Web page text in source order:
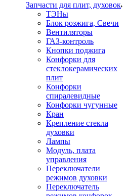
Запчасти для плит, духовок
ТЭНы
Блок розжига, Свечи
Вентиляторы
ГАЗ-контроль
Кнопки поджига
Конфорки для
стеклокерамических
плит
Конфорки
спиралевидные
Конфорки чугунные
Кран
Крепление стекла
духовки
Лампы
Модуль, плата
управления
Переключатели
режимов духовки
Переключатель